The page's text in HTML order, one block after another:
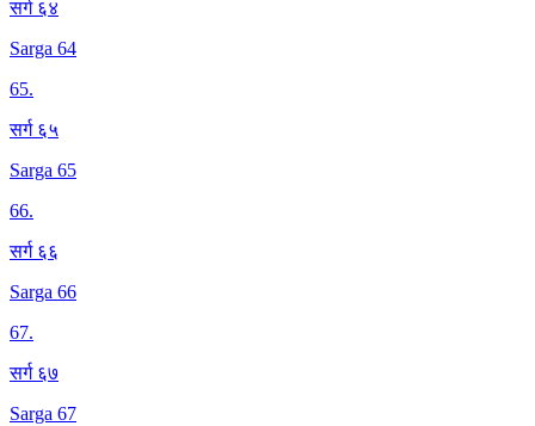
सर्ग ६४
Sarga 64
65.
सर्ग ६५
Sarga 65
66.
सर्ग ६६
Sarga 66
67.
सर्ग ६७
Sarga 67